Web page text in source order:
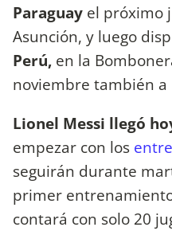
Paraguay el próximo
Asunción, y luego
Perú, en la
noviembre también a
Lionel Messi llegó
empezar con los
seguirán durante
primer
contará con solo 20